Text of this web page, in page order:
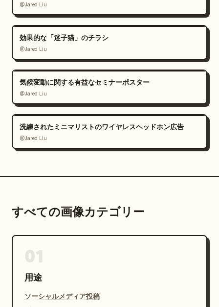
@Jared Liu
効果的な「迷子猫」のチラシ
@Jared Liu
気候変動に関する有益なセミナーポスター
@Jared Liu
洗練されたミニマリストのワイヤレスヘッドホン広告
@Jared Liu
すべての画像カテゴリー
用途
ソーシャルメディア投稿